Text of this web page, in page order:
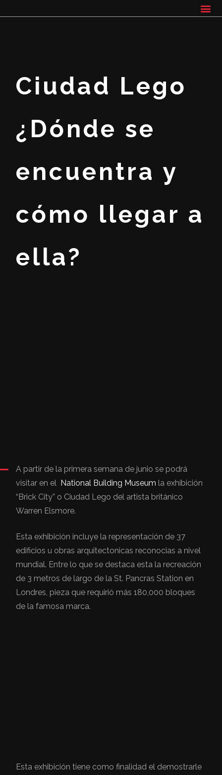
Ciudad Lego
¿Dónde se
encuentra y
cómo llegar a
ella?
A partir de la primera semana de junio se podrá
visitar en el National Building Museum la exhibición
“Brick City” o Ciudad Lego del artista británico
Warren Elsmore.
Esta exhibición incluye la representación de 37
edificios u obras arquitectonicas reconocias a nivel
mundial. Entre lo que se destaca esta la recreación
de 3 metros de largo de la St. Pancras Station en
Londres, pieza que requirió más 180,000 bloques
de la famosa marca.
Esta exhibición tiene como finalidad el demostrarle